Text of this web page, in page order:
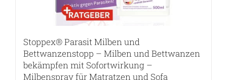
Stoppex® Parasit Milben und
Bettwanzenstopp – Milben und Bettwanzen
bekämpfen mit Sofortwirkung –
Milbenspray für Matratzen und Sofa